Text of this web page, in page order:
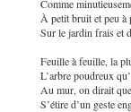
Comme
À petit bruit et peu à
Sur le jardin frais et
Feuille à feuille, la
L’arbre poudreux
Au mur, on dirait
S’étire d’un geste